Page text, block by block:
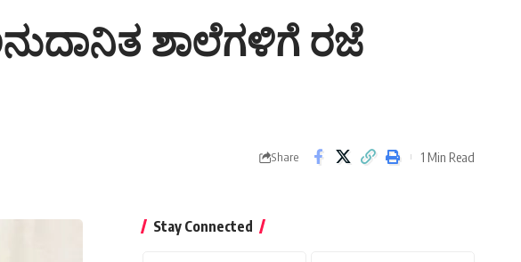
ಶಾಲೆಗಳಿಗೆ ರಜೆ
Share 1 Min Read
Stay Connected